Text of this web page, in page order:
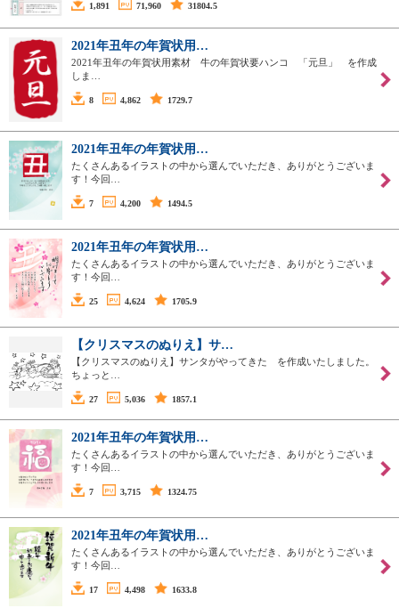
1,891 71,960 31804.5
2021年丑年の年賀状用…
2021年丑年の年賀状用素材 牛の年賀状要ハンコ 「元旦」 を作成
しま…
8 4,862 1729.7
2021年丑年の年賀状用…
たくさんあるイラストの中から選んでいただき、ありがとうございま
す！今回…
7 4,200 1494.5
2021年丑年の年賀状用…
たくさんあるイラストの中から選んでいただき、ありがとうございま
す！今回…
25 4,624 1705.9
【クリスマスのぬりえ】サ…
【クリスマスのぬりえ】サンタがやってきた を作成いたしました。
ちょっと…
27 5,036 1857.1
2021年丑年の年賀状用…
たくさんあるイラストの中から選んでいただき、ありがとうございま
す！今回…
7 3,715 1324.75
2021年丑年の年賀状用…
たくさんあるイラストの中から選んでいただき、ありがとうございま
す！今回…
17 4,498 1633.8